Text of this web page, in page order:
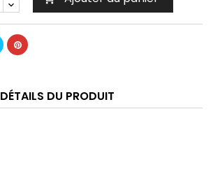
DÉTAILS DU PRODUIT